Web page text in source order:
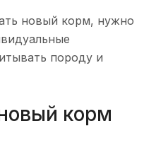
новый корм, нужно
породу и
корм